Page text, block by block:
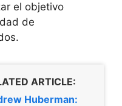
el objetivo
de
ARTICLE:
Huberman: